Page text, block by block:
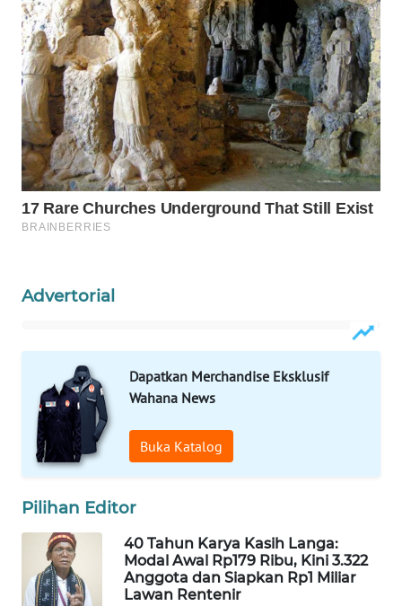
Advertorial
Dapatkan Merchandise Eksklusif
Wahana News
Buka Katalog
Pilihan Editor
40 Tahun Karya Kasih Langa:
Modal Awal Rp179 Ribu, Kini 3.322
Anggota dan Siapkan Rp1 Miliar
Lawan Rentenir
WAHANA
UMKM
WAHANA
SELEB
WAHANA
PERSONA
WAHANA
WAHANA
WAHANA
DESA
WISATA
LAPAK
WAHANA
Wahana
Network
KONSUMEN
LISTRIK